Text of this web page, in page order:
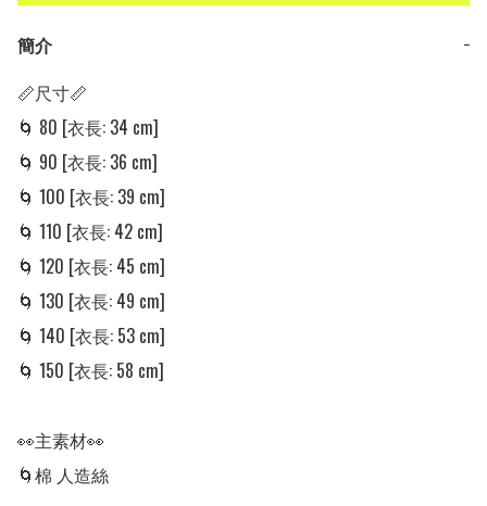
簡介
−
📏尺寸📏
🌀 80 [衣長: 34 cm]
🌀 90 [衣長: 36 cm]
🌀 100 [衣長: 39 cm]
🌀 110 [衣長: 42 cm]
🌀 120 [衣長: 45 cm]
🌀 130 [衣長: 49 cm]
🌀 140 [衣長: 53 cm]
🌀 150 [衣長: 58 cm]
👀主素材👀
🌀棉 人造絲